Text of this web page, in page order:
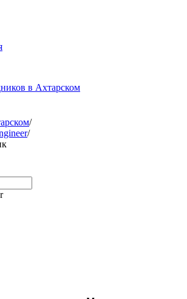
в Ахтарском
/
/